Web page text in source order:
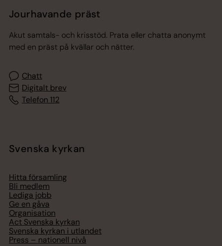
Jourhavande präst
Akut samtals- och krisstöd. Prata eller chatta anonymt
med en präst på kvällar och nätter.
Chatt
Digitalt brev
Telefon 112
Svenska kyrkan
Hitta församling
Bli medlem
Lediga jobb
Ge en gåva
Organisation
Act Svenska kyrkan
Svenska kyrkan i utlandet
Press – nationell nivå